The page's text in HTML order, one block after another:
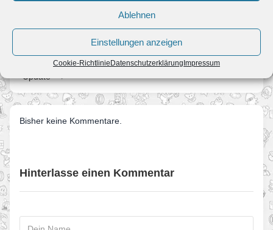
Ablehnen
Einstellungen anzeigen
Cookie-Richtlinie Datenschutzerklärung Impressum
Viele neue Gameplay – Videos zu Super Mario Galaxy 2
*Update* →
Bisher keine Kommentare.
Hinterlasse einen Kommentar